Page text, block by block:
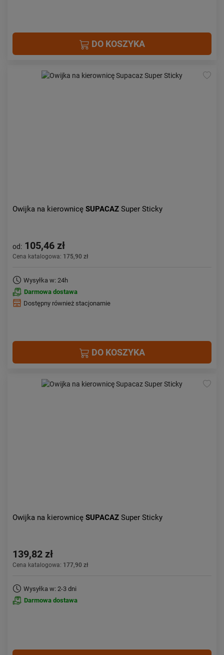
DO KOSZYKA
Owijka na kierownicę SUPACAZ Super Sticky
od: 105,46 zł
Cena katalogowa: 175,90 zł
Wysyłka w: 24h
Darmowa dostawa
Dostępny również stacjonarnie
DO KOSZYKA
Owijka na kierownicę SUPACAZ Super Sticky
139,82 zł
Cena katalogowa: 177,90 zł
Wysyłka w: 2-3 dni
Darmowa dostawa